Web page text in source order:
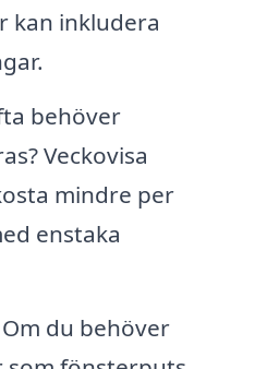
kan inkludera
behöver
Veckovisa
mindre per
enstaka
Om du behöver